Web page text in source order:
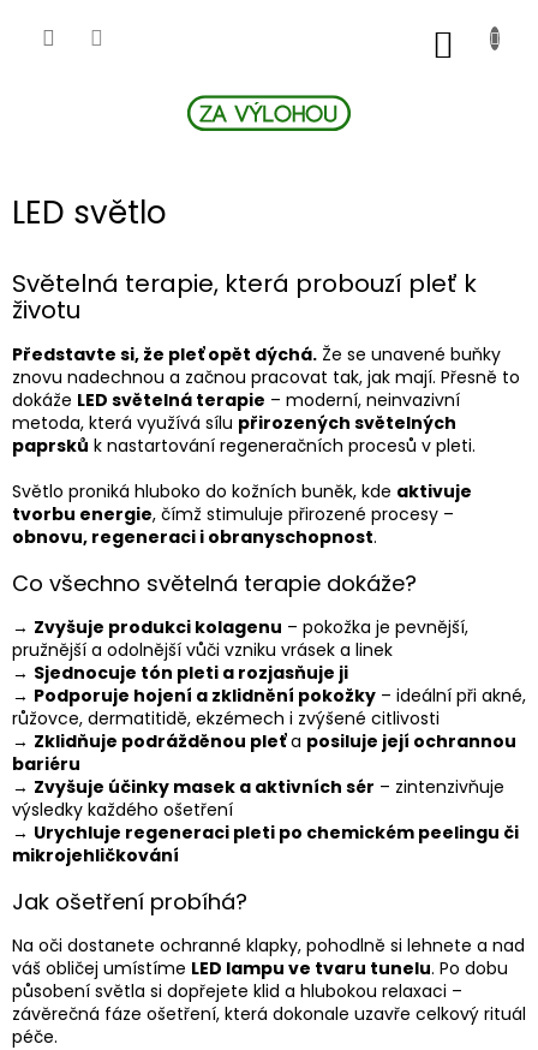
LED světlo
Světelná terapie, která probouzí pleť k
životu
Představte si, že pleť opět dýchá. Že se unavené buňky
znovu nadechnou a začnou pracovat tak, jak mají. Přesně to
dokáže LED světelná terapie – moderní, neinvazivní
metoda, která využívá sílu přirozených světelných
paprsků k nastartování regeneračních procesů v pleti.
Světlo proniká hluboko do kožních buněk, kde aktivuje
tvorbu energie, čímž stimuluje přirozené procesy –
obnovu, regeneraci i obranyschopnost.
Co všechno světelná terapie dokáže?
→ Zvyšuje produkci kolagenu – pokožka je pevnější,
pružnější a odolnější vůči vzniku vrásek a linek
→ Sjednocuje tón pleti a rozjasňuje ji
→ Podporuje hojení a zklidnění pokožky – ideální při akné,
růžovce, dermatitidě, ekzémech i zvýšené citlivosti
→ Zklidňuje podrážděnou pleťa posiluje její ochrannou
bariéru
→ Zvyšuje účinky masek a aktivních sér – zintenzivňuje
výsledky každého ošetření
→ Urychluje regeneraci pleti po chemickém peelingu či
mikrojehličkování
Jak ošetření probíhá?
Na oči dostanete ochranné klapky, pohodlně si lehnete a nad
váš obličej umístíme LED lampu ve tvaru tunelu. Po dobu
působení světla si dopřejete klid a hlubokou relaxaci –
závěrečná fáze ošetření, která dokonale uzavře celkový rituál
péče.